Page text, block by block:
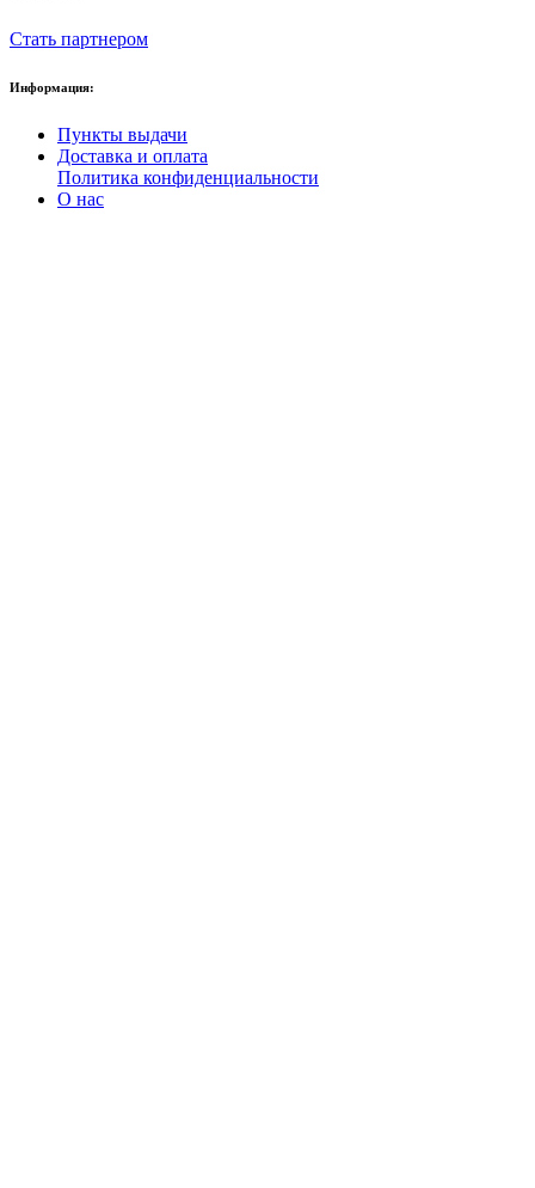
Стать партнером
Информация:
Пункты выдачи
Доставка и оплата
Политика конфиденциальности
О нас